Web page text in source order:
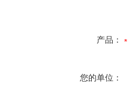
产品：
您的单位：